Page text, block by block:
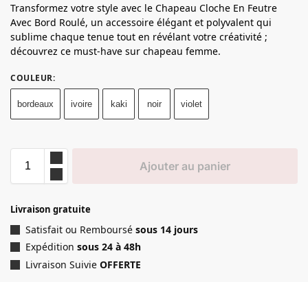
Transformez votre style avec le Chapeau Cloche En Feutre
Avec Bord Roulé, un accessoire élégant et polyvalent qui
sublime chaque tenue tout en révélant votre créativité ;
découvrez ce must-have sur chapeau femme.
COULEUR:
bordeaux ivoire kaki noir violet
Ajouter au panier
Livraison gratuite
Satisfait ou Remboursé sous 14 jours
Expédition sous 24 à 48h
Livraison Suivie OFFERTE